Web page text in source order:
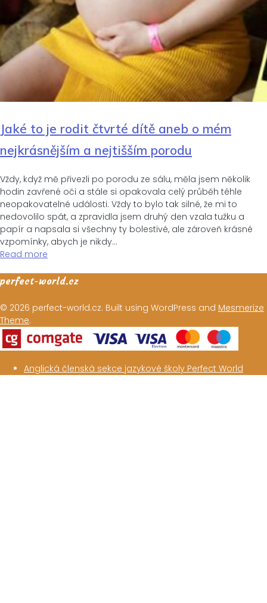
Jaké to je rodit čtvrté dítě aneb o mém
nejkrásnějším a nejtišším porodu
Vždy, když mě přivezli po porodu ze sálu, měla jsem několik
hodin zavřené oči a stále si opakovala celý průběh téhle
neopakovatelné události. Vždy to bylo tak silné, že mi to
nedovolilo spát, a zpravidla jsem druhý den vzala tužku a
papír a napsala si všechny ty bolestivé, ale zároveň krásné
vzpomínky, abych je nikdy…
Read more
perfect-world.cz
© 2026 perfect-world.cz. Built using WordPress and Mesmerize
Theme.
Anglická členská sekce jazykové školy Perfect World